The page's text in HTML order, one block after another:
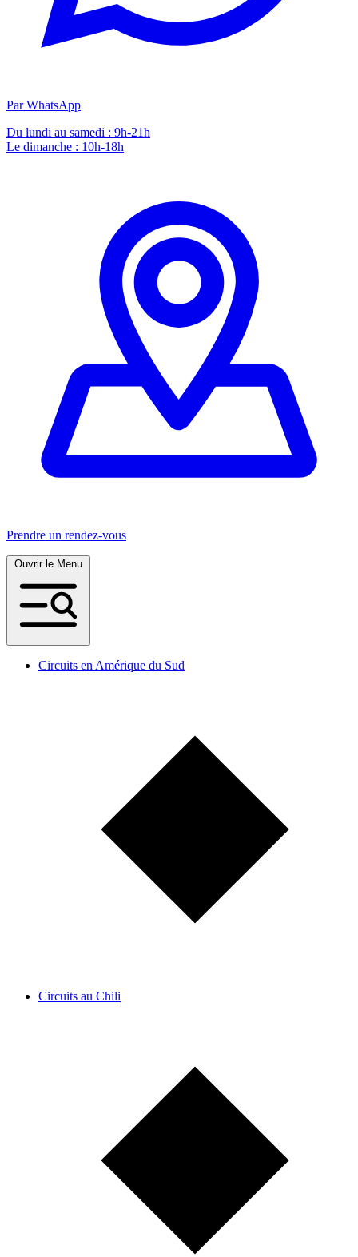
Par WhatsApp
Du lundi au samedi : 9h-21h
Le dimanche : 10h-18h
Prendre un rendez-vous
Circuits en Amérique du Sud
Circuits au Chili